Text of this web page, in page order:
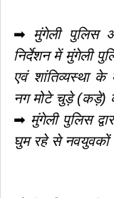
➡ मुंगेली पुलिस
निर्देशन में मुंगेली
एवं शांतिव्यस्था
नग मोटे चुड़े (कड़े)
➡ मुंगेली पुलिस
घुम रहे से नवयुवकों